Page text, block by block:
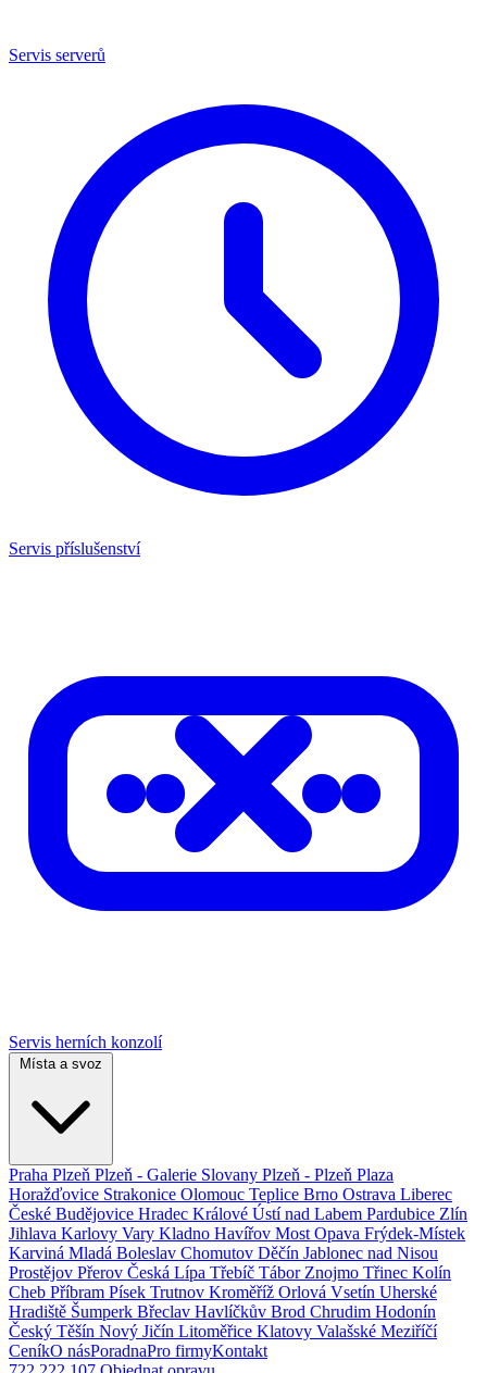
Servis serverů
Servis příslušenství
Servis herních konzolí
Místa a svoz
Praha Plzeň Plzeň - Galerie Slovany Plzeň - Plzeň Plaza
Horažďovice Strakonice Olomouc Teplice Brno Ostrava Liberec
České Budějovice Hradec Králové Ústí nad Labem Pardubice Zlín
Jihlava Karlovy Vary Kladno Havířov Most Opava Frýdek-Místek
Karviná Mladá Boleslav Chomutov Děčín Jablonec nad Nisou
Prostějov Přerov Česká Lípa Třebíč Tábor Znojmo Třinec Kolín
Cheb Příbram Písek Trutnov Kroměříž Orlová Vsetín Uherské
Hradiště Šumperk Břeclav Havlíčkův Brod Chrudim Hodonín
Český Těšín Nový Jičín Litoměřice Klatovy Valašské Meziříčí
CeníkO násPoradnaPro firmyKontakt